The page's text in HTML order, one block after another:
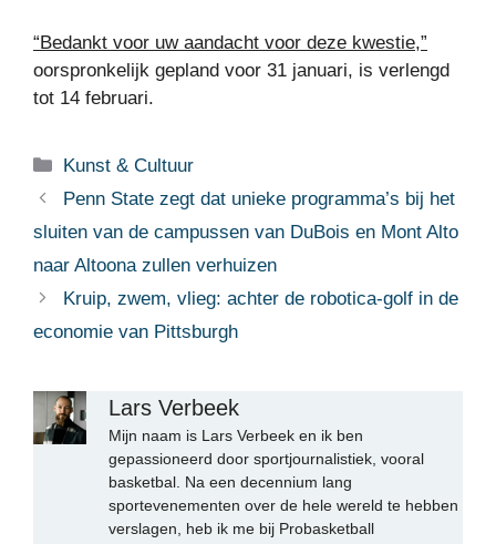
“Bedankt voor uw aandacht voor deze kwestie,”
oorspronkelijk gepland voor 31 januari, is verlengd
tot 14 februari.
Categorieën
Kunst & Cultuur
Penn State zegt dat unieke programma’s bij het
sluiten van de campussen van DuBois en Mont Alto
naar Altoona zullen verhuizen
Kruip, zwem, vlieg: achter de robotica-golf in de
economie van Pittsburgh
Lars Verbeek
Mijn naam is Lars Verbeek en ik ben
gepassioneerd door sportjournalistiek, vooral
basketbal. Na een decennium lang
sportevenementen over de hele wereld te hebben
verslagen, heb ik me bij Probasketball